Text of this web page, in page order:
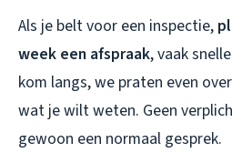
Als je belt voor een inspectie,
week een afspraak, vaak
kom langs, we praten even
wat je wilt weten. Geen
gewoon een normaal gesprek.